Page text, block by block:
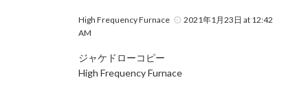
High Frequency Furnace
2021年1月23日 at 12:42
AM
ジャケドローコピー
High Frequency Furnace